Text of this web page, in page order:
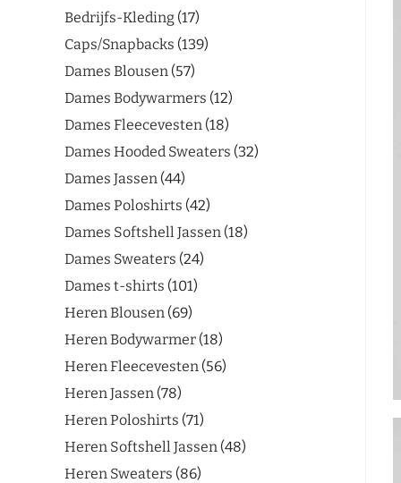
Bedrijfs-Kleding 17
Caps/Snapbacks 139
Dames Blousen 57
Dames Bodywarmers 12
Dames Fleecevesten 18
Dames Hooded Sweaters 32
Dames Jassen 44
Dames Poloshirts 42
Dames Softshell Jassen 18
Dames Sweaters 24
Dames t-shirts 101
Heren Blousen 69
Heren Bodywarmer 18
Heren Fleecevesten 56
Heren Jassen 78
Heren Poloshirts 71
Heren Softshell Jassen 48
Heren Sweaters 86